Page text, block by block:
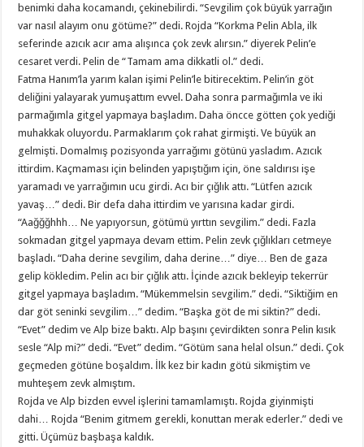
benimki daha kocamandı, çekinebilirdi. “Sevgilim çok büyük yarrağın
var nasıl alayım onu götüme?” dedi. Rojda “Korkma Pelin Abla, ilk
seferinde azıcık acır ama alışınca çok zevk alırsın.” diyerek Pelin’e
cesaret verdi. Pelin de “Tamam ama dikkatli ol.” dedi.
Fatma Hanım’la yarım kalan işimi Pelin’le bitirecektim. Pelin’in göt
deliğini yalayarak yumuşattım evvel. Daha sonra parmağımla ve iki
parmağımla gitgel yapmaya başladım. Daha öncce götten çok yediği
muhakkak oluyordu. Parmaklarım çok rahat girmişti. Ve büyük an
gelmişti. Domalmış pozisyonda yarrağımı götünü yasladım. Azıcık
ittirdim. Kaçmaması için belinden yapıştığım için, öne saldırısı işe
yaramadı ve yarrağımın ucu girdi. Acı bir çığlık attı. “Lütfen azıcık
yavaş…” dedi. Bir defa daha ittirdim ve yarısına kadar girdi.
“Aağğğhhh… Ne yapıyorsun, götümü yırttın sevgilim.” dedi. Fazla
sokmadan gitgel yapmaya devam ettim. Pelin zevk çığlıkları cetmeye
başladı. “Daha derine sevgilim, daha derine…” diye… Ben de gaza
gelip kökledim. Pelin acı bir çığlık attı. İçinde azıcık bekleyip tekerrür
gitgel yapmaya başladım. “Mükemmelsin sevgilim.” dedi. “Siktiğim en
dar göt seninki sevgilim…” dedim. “Başka göt de mi siktin?” dedi.
“Evet” dedim ve Alp bize baktı. Alp başını çevirdikten sonra Pelin kısık
sesle “Alp mi?” dedi. “Evet” dedim. “Götüm sana helal olsun.” dedi. Çok
geçmeden götüne boşaldım. İlk kez bir kadın götü sikmiştim ve
muhteşem zevk almıştım.
Rojda ve Alp bizden evvel işlerini tamamlamıştı. Rojda giyinmişti
dahi… Rojda “Benim gitmem gerekli, konuttan merak ederler.” dedi ve
gitti. Üçümüz başbaşa kaldık.